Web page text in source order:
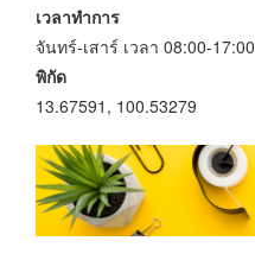
เวลาทำการ
จันทร์-เสาร์ เวลา 08:00-17:00
พิกัด
13.67591, 100.53279